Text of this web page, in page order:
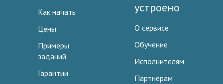
Как начать
Цены
Примеры
заданий
Гарантии
устроено
О сервисе
Обучение
Исполнителям
Партнерам